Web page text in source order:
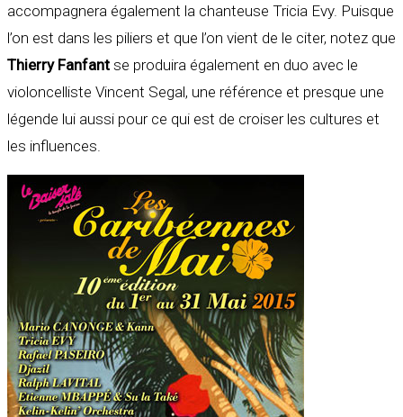
accompagnera également la chanteuse Tricia Evy. Puisque
l’on est dans les piliers et que l’on vient de le citer, notez que
Thierry Fanfant se produira également en duo avec le
violoncelliste Vincent Segal, une référence et presque une
légende lui aussi pour ce qui est de croiser les cultures et
les influences.